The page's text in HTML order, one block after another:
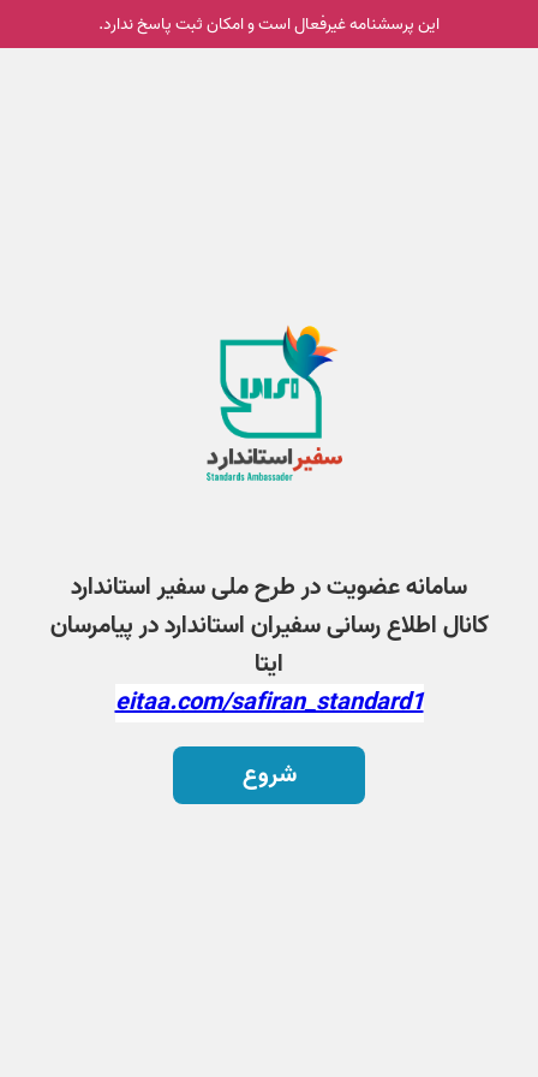
این پرسشنامه غیر‌فعال است و امکان ثبت پاسخ ندارد.
سامانه عضویت در طرح ملی سفیر استاندارد
کانال اطلاع رسانی سفیران استاندارد در پیامرسان
ایتا
eitaa.com/safiran_standard1
شروع